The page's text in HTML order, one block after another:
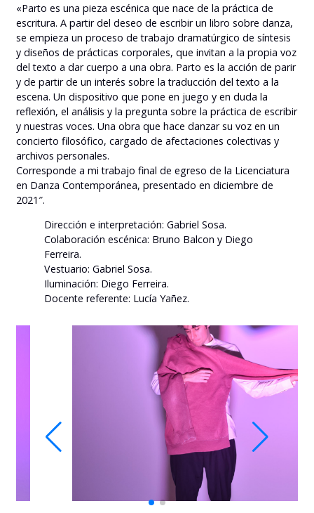
«Parto es una pieza escénica que nace de la práctica de
escritura. A partir del deseo de escribir un libro sobre danza,
se empieza un proceso de trabajo dramatúrgico de síntesis
y diseños de prácticas corporales, que invitan a la propia voz
del texto a dar cuerpo a una obra. Parto es la acción de parir
y de partir de un interés sobre la traducción del texto a la
escena. Un dispositivo que pone en juego y en duda la
reflexión, el análisis y la pregunta sobre la práctica de escribir
y nuestras voces. Una obra que hace danzar su voz en un
concierto filosófico, cargado de afectaciones colectivas y
archivos personales.
Corresponde a mi trabajo final de egreso de la Licenciatura
en Danza Contemporánea, presentado en diciembre de
2021″.
Dirección e interpretación: Gabriel Sosa.
Colaboración escénica: Bruno Balcon y Diego
Ferreira.
Vestuario: Gabriel Sosa.
Iluminación: Diego Ferreira.
Docente referente: Lucía Yañez.